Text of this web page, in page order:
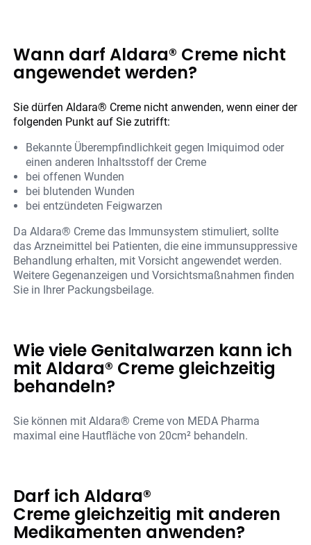
Wann darf Aldara® Creme nicht
angewendet werden?
Sie dürfen Aldara® Creme nicht anwenden, wenn einer der
folgenden Punkt auf Sie zutrifft:
Bekannte Überempfindlichkeit gegen Imiquimod oder
einen anderen Inhaltsstoff der Creme
bei offenen Wunden
bei blutenden Wunden
bei entzündeten Feigwarzen
Da Aldara® Creme das Immunsystem stimuliert, sollte
das Arzneimittel bei Patienten, die eine immunsuppressive
Behandlung erhalten, mit Vorsicht angewendet werden.
Weitere Gegenanzeigen und Vorsichtsmaßnahmen finden
Sie in Ihrer Packungsbeilage.
Wie viele Genitalwarzen kann ich
mit Aldara® Creme gleichzeitig
behandeln?
Sie können mit Aldara® Creme von MEDA Pharma
maximal eine Hautfläche von 20cm² behandeln.
Darf ich Aldara®
Creme gleichzeitig mit anderen
Medikamenten anwenden?